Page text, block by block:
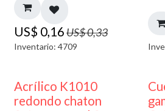
US$ 0,16US$0,33
Inventario: 4709
Acrílico K1010
redondo chaton